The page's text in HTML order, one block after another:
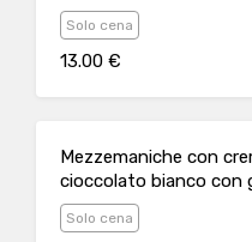
Solo cena
13.00 €
Mezzemaniche con
cioccolato bianco con
Solo cena